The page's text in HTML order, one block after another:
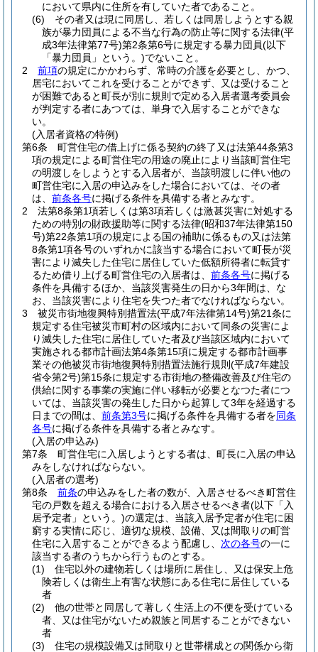
において県内に住所を有していた者であること。
(6)
その者又は現に同居し、若しくは同居しようとする親
族が暴力団員による不当な行為の防止等に関する法律(平
成3年法律第77号)第2条第6号に規定する暴力団員(以下
「暴力団員」という。)でないこと。
2
前項の規定にかかわらず、常時の介護を必要とし、かつ、
居宅においてこれを受けることができず、又は受けること
が困難であると町長が別に規則で定める入居者選考委員会
が判定する者にあつては、単身で入居することができな
い。
(入居者資格の特例)
第6条
町営住宅の借上げに係る契約の終了又は法第44条第3
項の規定による町営住宅の用途の廃止により当該町営住宅
の明渡しをしようとする入居者が、当該明渡しに伴い他の
町営住宅に入居の申込みをした場合においては、その者
は、 前条各号に掲げる条件を具備する者とみなす。
2
法第8条第1項若しくは第3項若しくは激甚災害に対処する
ための特別の財政援助等に関する法律(昭和37年法律第150
号)第22条第1項の規定による国の補助に係るもの又は法第
8条第1項各号のいずれかに該当する場合において町長が災
害により滅失した住宅に居住していた低額所得者に転貸す
るため借り上げる町営住宅の入居者は、 前条各号に掲げる
条件を具備するほか、当該災害発生の日から3年間は、な
お、当該災害により住宅を失つた者でなければならない。
3
被災市街地復興特別措置法(平成7年法律第14号)第21条に
規定する住宅被災市町村の区域内において同条の災害によ
り滅失した住宅に居住していた者及び当該区域内において
実施される都市計画法第4条第15項に規定する都市計画事
業その他被災市街地復興特別措置法施行規則 (平成7年建設
省令第2号)第15条に規定する市街地の整備改善及び住宅の
供給に関する事業の実施に伴い移転が必要となつた者につ
いては、当該災害の発生した日から起算して3年を経過する
日までの間は、 前条第3号に掲げる条件を具備する者を同条
各号に掲げる条件を具備する者とみなす。
(入居の申込み)
第7条
町営住宅に入居しようとする者は、町長に入居の申込
みをしなければならない。
(入居者の選考)
第8条
前条の申込みをした者の数が、入居させるべき町営住
宅の戸数を超える場合における入居させるべき者(以下「入
居予定者」という。)の選定は、当該入居予定者が住宅に困
窮する実情に応じ、適切な規模、設備、又は間取りの町営
住宅に入居することができるよう配慮し、 次の各号の一に
該当する者のうちから行うものとする。
(1)
住宅以外の建物若しくは場所に居住し、又は保安上危
険若しくは衛生上有害な状態にある住宅に居住している
者
(2)
他の世帯と同居して著しく生活上の不便を受けている
者、又は住宅がないため親族と同居することができない
者
(3)
住宅の規模設備又は間取りと世帯構成との関係から衛